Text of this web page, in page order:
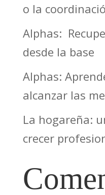
o la
Alphas:
desde la base
Alphas:
alcanzar las
La hogareña:
crecer